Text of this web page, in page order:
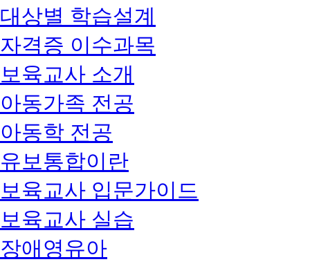
대상별 학습설계
자격증 이수과목
보육교사 소개
아동가족 전공
아동학 전공
유보통합이란
보육교사 입문가이드
보육교사 실습
장애영유아